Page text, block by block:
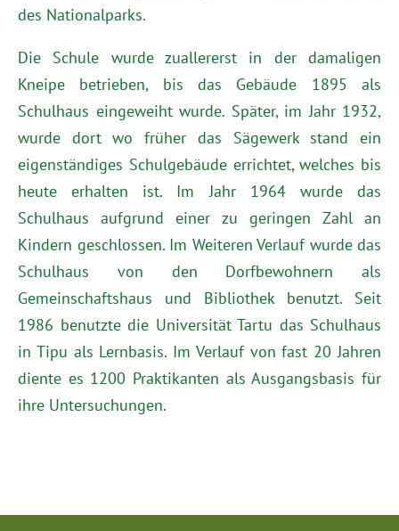
des Nationalparks.
Die Schule wurde zuallererst in der damaligen
Kneipe betrieben, bis das Gebäude 1895 als
Schulhaus eingeweiht wurde. Später, im Jahr 1932,
wurde dort wo früher das Sägewerk stand ein
eigenständiges Schulgebäude errichtet, welches bis
heute erhalten ist. Im Jahr 1964 wurde das
Schulhaus aufgrund einer zu geringen Zahl an
Kindern geschlossen. Im Weiteren Verlauf wurde das
Schulhaus von den Dorfbewohnern als
Gemeinschaftshaus und Bibliothek benutzt. Seit
1986 benutzte die Universität Tartu das Schulhaus
in Tipu als Lernbasis. Im Verlauf von fast 20 Jahren
diente es 1200 Praktikanten als Ausgangsbasis für
ihre Untersuchungen.